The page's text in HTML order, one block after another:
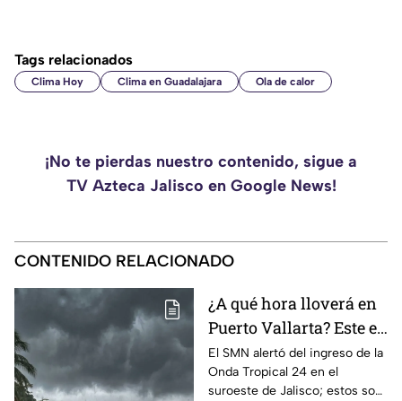
Tags relacionados
Clima Hoy Clima en Guadalajara Ola de calor
¡No te pierdas nuestro contenido, sigue a
TV Azteca Jalisco en Google News!
CONTENIDO RELACIONADO
¿A qué hora lloverá en
Puerto Vallarta? Este es
el pronóstico del clima
para este 6 de agosto
El SMN alertó del ingreso de la
Onda Tropical 24 en el
suroeste de Jalisco; estos son